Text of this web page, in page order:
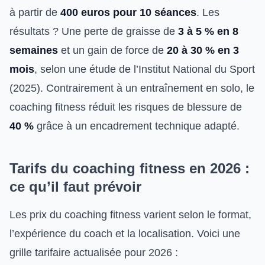
à partir de 400 euros pour 10 séances. Les
résultats ? Une perte de graisse de 3 à 5 % en 8
semaines et un gain de force de 20 à 30 % en 3
mois, selon une étude de l’Institut National du Sport
(2025). Contrairement à un entraînement en solo, le
coaching fitness réduit les risques de blessure de
40 % grâce à un encadrement technique adapté.
Tarifs du coaching fitness en 2026 :
ce qu’il faut prévoir
Les prix du coaching fitness varient selon le format,
l’expérience du coach et la localisation. Voici une
grille tarifaire actualisée pour 2026 :